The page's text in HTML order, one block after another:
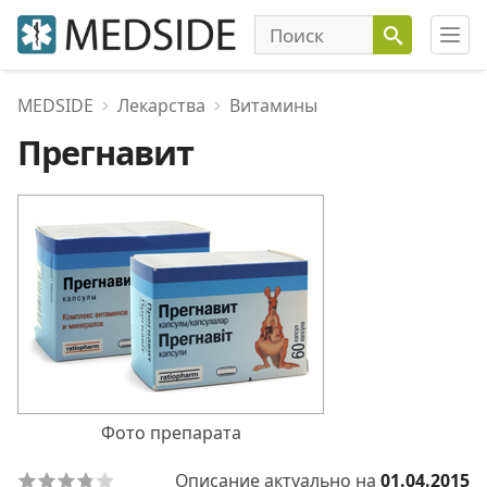
MEDSIDE Лекарства Витамины
Прегнавит
Фото препарата
Описание актуально на 01.04.2015